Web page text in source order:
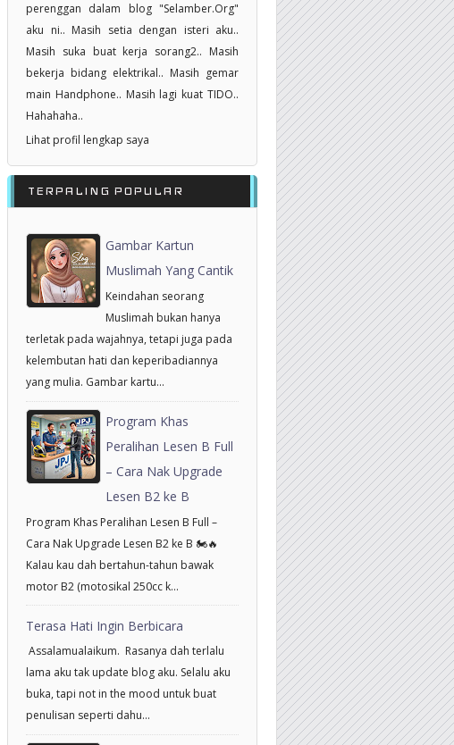
perenggan dalam blog "Selamber.Org"
aku ni.. Masih setia dengan isteri aku..
Masih suka buat kerja sorang2.. Masih
bekerja bidang elektrikal.. Masih gemar
main Handphone.. Masih lagi kuat TIDO..
Hahahaha..
Lihat profil lengkap saya
TERPALING POPULAR
Gambar Kartun
Muslimah Yang Cantik
Keindahan seorang
Muslimah bukan hanya
terletak pada wajahnya, tetapi juga pada
kelembutan hati dan keperibadiannya
yang mulia. Gambar kartu...
Program Khas
Peralihan Lesen B Full
– Cara Nak Upgrade
Lesen B2 ke B
Program Khas Peralihan Lesen B Full –
Cara Nak Upgrade Lesen B2 ke B 🏍️🔥
Kalau kau dah bertahun-tahun bawak
motor B2 (motosikal 250cc k...
Terasa Hati Ingin Berbicara
Assalamualaikum. Rasanya dah terlalu
lama aku tak update blog aku. Selalu aku
buka, tapi not in the mood untuk buat
penulisan seperti dahu...